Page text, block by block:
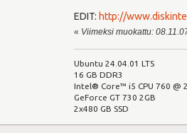
EDIT: http://
« Viimeksi muokattu:
Ubuntu 24.04.01 LTS
16 GB DDR3
Intel® Core™ i5 CPU 760 @
GeForce GT 730 2GB
2x480 GB SSD